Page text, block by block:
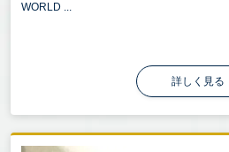
WORLD ...
詳しく見る